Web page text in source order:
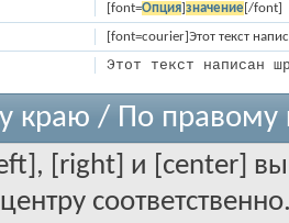
[font=Опция]значение[/font]
[font=courier]Этот текст
Этот текст написан
краю / По правому
[right] и [center]